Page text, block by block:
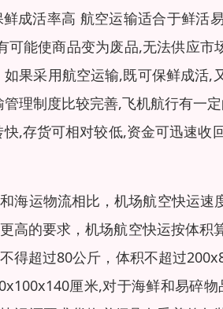
成活率高 航空运输适合于鲜活
可能使商品变为废品,无法供应
果采用航空运输,既可保鲜成活
理制度比较完善,飞机航行有一
,存货可相对较低,资金可迅速
海运物流相比，机场航空快运
高的要求，机场航空快运按体
得超过80公斤，体积不超过
厘米,对于海鲜和易碎